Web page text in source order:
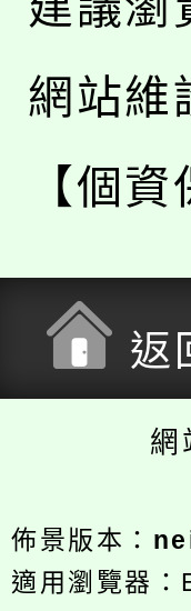
網站維
【個
返
網
佈景版本：
適用瀏覽器